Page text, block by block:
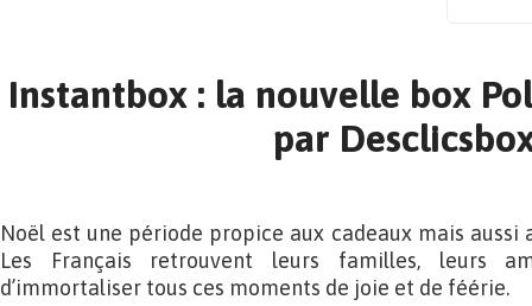
Instantbox : la nouvelle box
par
Noël est une période propice aux cadeaux mais aussi
Les Français retrouvent leurs familles, leurs
d’immortaliser tous ces moments de joie et de féérie.